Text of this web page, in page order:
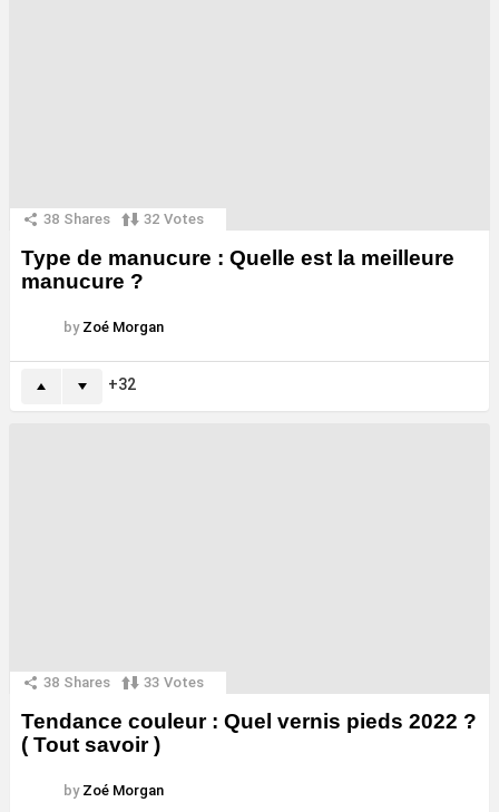
38 Shares 32 Votes
Type de manucure : Quelle est la meilleure
manucure ?
by Zoé Morgan
32
38 Shares 33 Votes
Tendance couleur : Quel vernis pieds 2022 ?
( Tout savoir )
by Zoé Morgan